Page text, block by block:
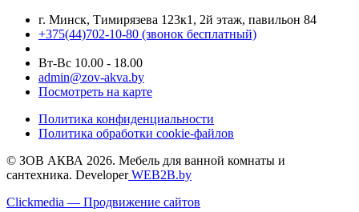
г. Минск, Тимирязева 123к1, 2й этаж, павильон 84
+375(44)702-10-80 (звонок бесплатный)
Вт-Вс 10.00 - 18.00
admin@zov-akva.by
Посмотреть на карте
Политика конфиденциальности
Политика обработки cookie-файлов
© ЗОВ АКВА 2026. Мебель для ванной комнаты и
сантехника. DeveloperWEB2B.by
Clickmedia — Продвижение сайтов